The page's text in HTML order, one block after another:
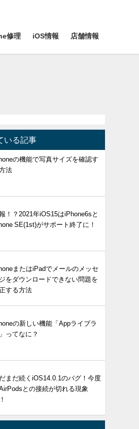
修理 iOS情報 店舗情報
いる記事
の機能で写真サイズを確認す
法
！？2021年iOS15はiPhone6sと
SE(1st)がサポート終了に！
またはiPadでメールのメッセ
をダウンロードできない問題を
する方法
の新しい機能「Appライブラ
ってなに？
まだ続くiOS14.0.1のバグ！今度
との接続が切れる現象